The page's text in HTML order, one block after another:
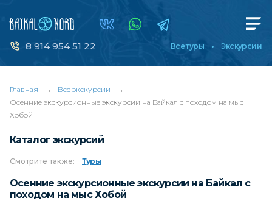
8 914 954 51 22 Все туры Экскурсии
Главная → Все экскурсии
→
Осенние экскурсионные экскурсии на Байкал с походом на мыс
Хобой
Каталог экскурсий
Смотрите также: Туры
Осенние экскурсионные экскурсии на Байкал с
походом на мыс Хобой